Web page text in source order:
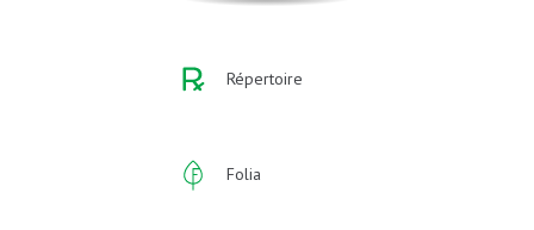
Répertoire
Folia